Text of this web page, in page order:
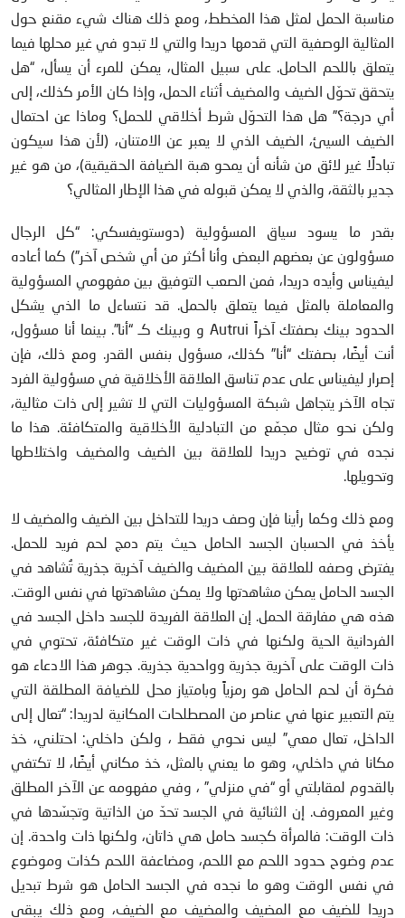
مناسبة الحمل لمثل هذا المخطط، ومع ذلك هناك شيء مقنع حول
المثالية الوصفية التي قدمها دريدا والتي لا تبدو في غير محلها فيما
يتعلق باللحم الحامل. على سبيل المثال، يمكن للمرء أن يسأل، “هل
يتحقق تحوّل الضيف والمضيف أثناء الحمل، وإذا كان الأمر كذلك، إلى
أي درجة؟” هل هذا التحوّل شرط أخلاقي للحمل؟ وماذا عن احتمال
الضيف السيئ، الضيف الذي لا يعبر عن الامتنان، (لأن هذا سيكون
تبادلًا غير لائق من شأنه أن يمحو هبة الضيافة الحقيقية)، من هو غير
جدير بالثقة، والذي لا يمكن قبوله في هذا الإطار المثالي؟
بقدر ما يسود سياق المسؤولية (دوستويفسكي: “كل الرجال
مسؤولون عن بعضهم البعض وأنا أكثر من أي شخص آخر”) كما أعاده
ليفيناس وأيده دريدا، فمن الصعب التوفيق بين مفهومي المسؤولية
والمعاملة بالمثل فيما يتعلق بالحمل. قد نتساءل ما الذي يشكل
الحدود بينك بصفتك آخراً Autrui و وبينك كـ “أنا”. بينما أنا مسؤول،
أنت أيضًا، بصفتك “أنا” كذلك، مسؤول بنفس القدر. ومع ذلك، فإن
إصرار ليفيناس على عدم تناسق العلاقة الأخلاقية في مسؤولية الفرد
تجاه الآخر يتجاهل شبكة المسؤوليات التي لا تشير إلى ذات مثالية،
ولكن نحو مثال مجمّع من التبادلية الأخلاقية والمتكافئة. هذا ما
نجده في توضيح دريدا للعلاقة بين الضيف والمضيف واختلاطها
وتحويلها.
ومع ذلك وكما رأينا فإن وصف دريدا للتداخل بين الضيف والمضيف لا
يأخذ في الحسبان الجسد الحامل حيث يتم دمج لحم فريد للحمل.
يفترض وصفه للعلاقة بين المضيف والضيف آخرية جذرية تُشاهد في
الجسد الحامل يمكن مشاهدتها ولا يمكن مشاهدتها في نفس الوقت.
هذه هي مفارقة الحمل. إن العلاقة الفريدة للجسد داخل الجسد في
الفردانية الحية ولكنها في ذات الوقت غير متكافئة، تحتوي في
ذات الوقت على آخرية جذرية وواحدية جذرية. جوهر هذا الادعاء هو
فكرة أن لحم الحامل هو رمزياً وبامتياز محل للضيافة المطلقة التي
يتم التعبير عنها في عناصر من المصطلحات المكانية لدريدا: “تعال إلى
الداخل، تعال معي” ليس نحوي فقط ، ولكن داخلي: احتلني، خذ
مكانا في داخلي، وهو ما يعني بالمثل، خذ مكاني أيضًا، لا تكتفي
بالقدوم لمقابلتي أو “في منزلي” ، وفي مفهومه عن الآخر المطلق
وغير المعروف. إن الثنائية في الجسد تحدّ من الذاتية وتجسّدها في
ذات الوقت: فالمرأة كجسد حامل هي ذاتان، ولكنها ذات واحدة. إن
عدم وضوح حدود اللحم مع اللحم، ومضاعفة اللحم كذات وموضوع
في نفس الوقت وهو ما نجده في الجسد الحامل هو شرط تبديل
دريدا للضيف مع المضيف والمضيف مع الضيف، ومع ذلك يبقى